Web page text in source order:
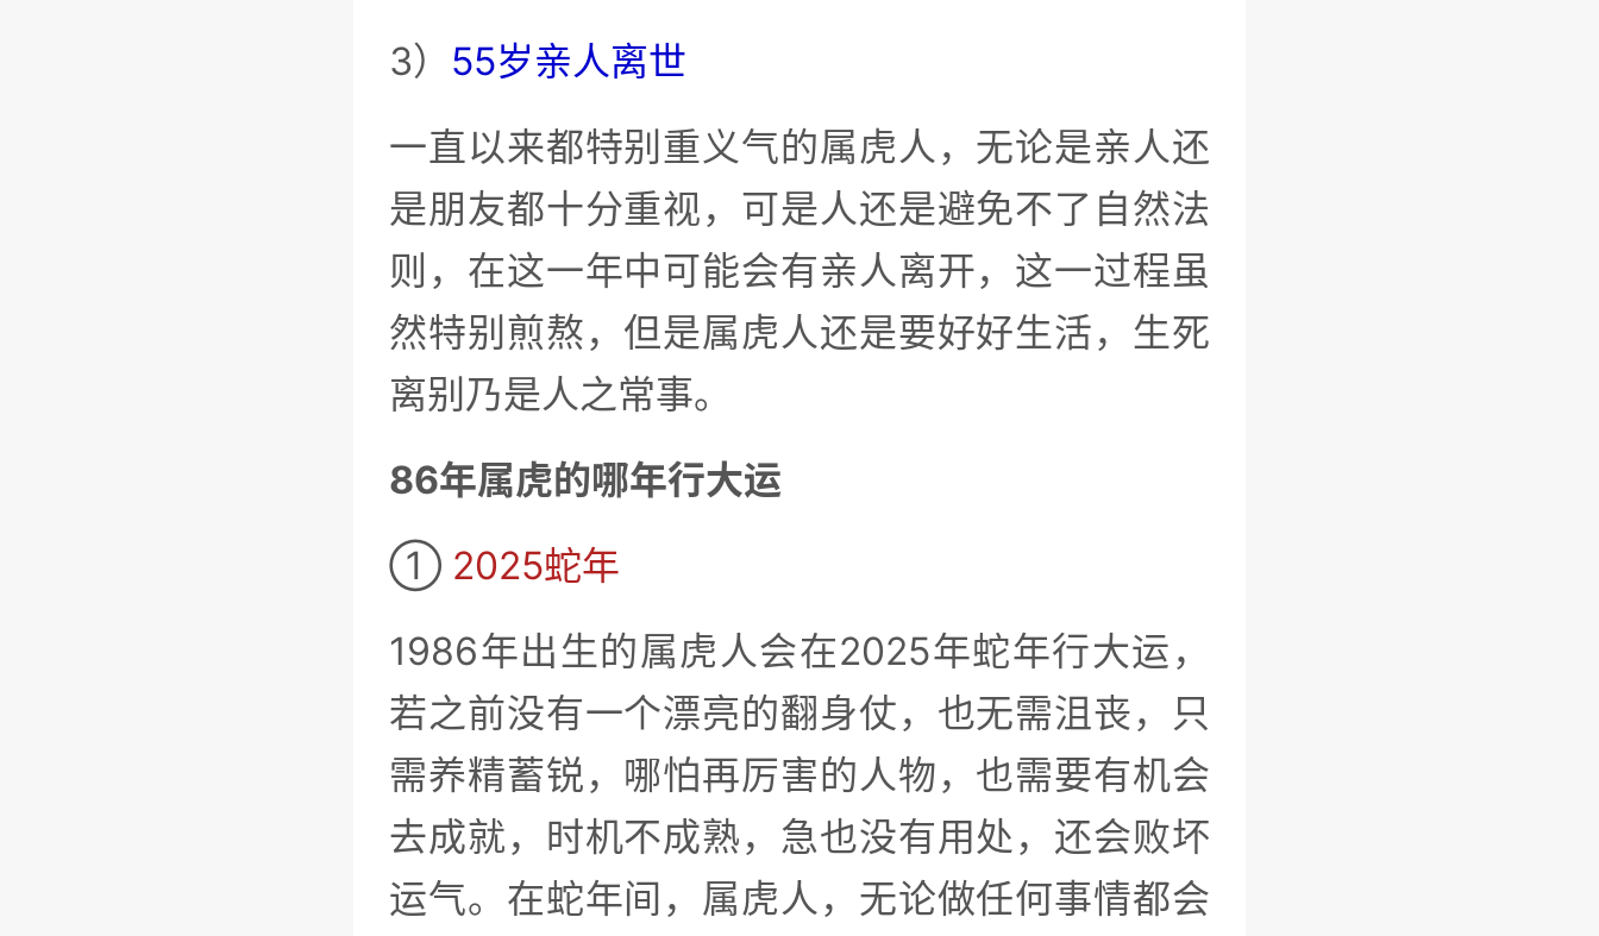
3） 55岁亲人离世
一直以来都特别重义气的属虎人，无论是亲人还
是朋友都十分重视，可是人还是避免不了自然法
则，在这一年中可能会有亲人离开，这一过程虽
然特别煎熬，但是属虎人还是要好好生活，生死
离别乃是人之常事。
86年属虎的哪年行大运
① 2025蛇年
1986年出生的属虎人会在2025年蛇年行大运，
若之前没有一个漂亮的翻身仗，也无需沮丧，只
需养精蓄锐，哪怕再厉害的人物，也需要有机会
去成就，时机不成熟，急也没有用处，还会败坏
运气。在蛇年间，属虎人，无论做任何事情都会